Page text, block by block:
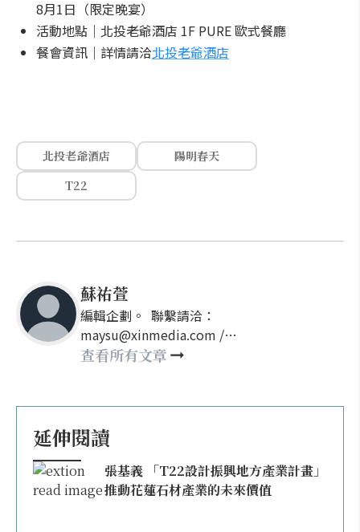
8月1日（限定晚宴）
活動地點｜北投老爺酒店 1F PURE 歐式餐廳
餐會資訊｜詳情請洽北投老爺酒店
北投老爺酒店
陽明春天
T22
蘇祐萱
編輯企劃。 聯繫請洽：
maysu@xinmedia.com /
may860527@gmail.com
查看所有文章
延伸閱讀
張基義 「T22設計振興地方產業計畫」
推動花蓮石材產業的未來價值